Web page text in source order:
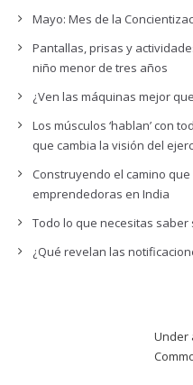
Mayo: Mes de la
Pantallas, prisas y
niño menor de tres años
¿Ven las máquinas mejor
Los músculos ‘hablan’ con
que cambia la visión del
Construyendo el camino
emprendedoras en India
Todo lo que necesitas saber
¿Qué revelan las
Under